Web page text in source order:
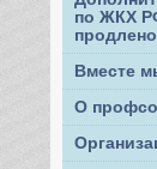
по ЖКХ
Вместе
О